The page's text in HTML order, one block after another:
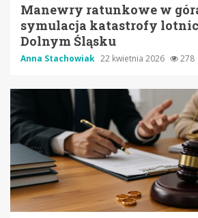
Manewry ratunkowe w
symulacja katastrofy
Dolnym Śląsku
Anna Stachowiak 22 kwietnia 2026 278